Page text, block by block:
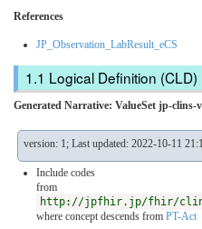
References
JP_Observation_LabResult_eCS
Logical Definition (CLD)
Generated Narrative: ValueSet jp-clins-
version: 1; Last updated: 2022-10-11
Include codes
from
http://jpfhir.jp/fhir/clins/
where concept descends from PT-Act